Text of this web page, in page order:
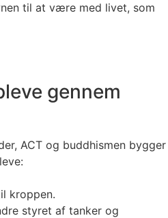
til at være med livet, som
gennem
ACT og buddhismen bygger
kroppen.
styret af tanker og